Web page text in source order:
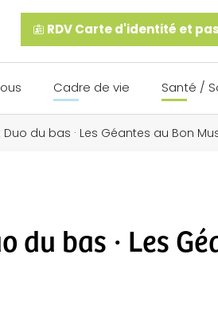
RDV Carte d'identité et
Cadre de vie Santé /
du bas · Les Géantes au Bon
du bas · Les